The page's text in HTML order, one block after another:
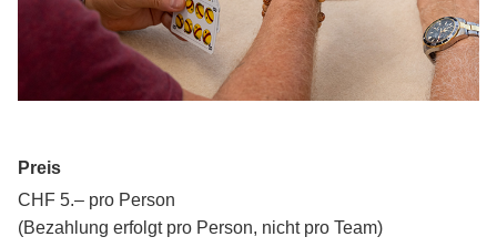
Preis
CHF 5.– pro Person
(Bezahlung erfolgt pro Person, nicht pro Team)